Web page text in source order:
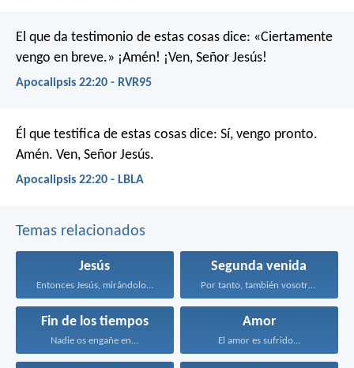
El que da testimonio de estas cosas dice: «Ciertamente
vengo en breve.» ¡Amén! ¡Ven, Señor Jesús!
Apocalipsis 22:20 - RVR95
Él que testifica de estas cosas dice: Sí, vengo pronto.
Amén. Ven, Señor Jesús.
Apocalipsis 22:20 - LBLA
Temas relacionados
Jesús
Entonces Jesús, mirándolos, dijo...
Segunda venida
Por tanto, también vosotros...
Fin de los tiempos
Nadie os engañe en...
Amor
El amor es sufrido...